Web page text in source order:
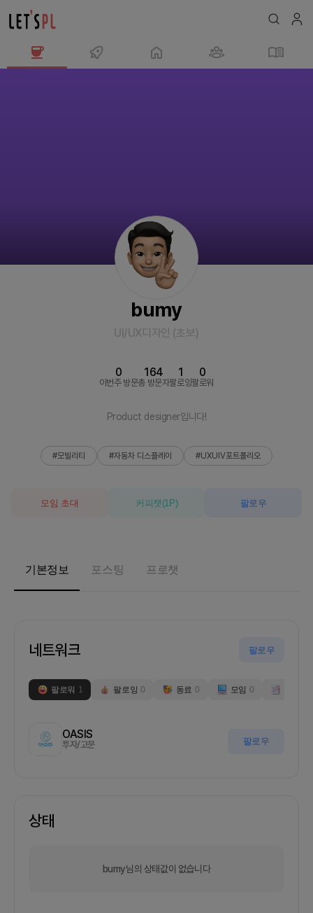
bumy
UI/UX디자인 (초보)
이번주 방문
0
총 방문자
164
팔로잉
1
팔로워
0
Product designer입니다!
#모빌리티 #자동차 디스플레이 #UXUIV포트폴리오
모임 초대 커피챗 (1 P) 팔로우
기본정보 포스팅 프로챗
네트워크 팔로우
팔로워 1 팔로잉 0 동료 0 모임 0
OASIS
투자/고문 팔로우
상태
bumy님의 상태값이 없습니다